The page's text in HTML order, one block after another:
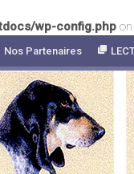
wp-config.php
Nos Partenaires